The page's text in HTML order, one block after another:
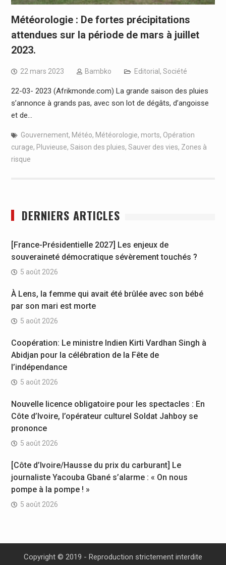
Météorologie : De fortes précipitations
attendues sur la période de mars à juillet
2023.
22 mars 2023 Bambko Editorial , Société
22-03- 2023 (Afrikmonde.com) La grande saison des pluies
s’annonce à grands pas, avec son lot de dégâts, d’angoisse
et de…
Gouvernement, Météo, Météorologie, morts, Opération
curage, Pluvieuse, Saison des pluies, Sauver des vies, Zones à
risque
DERNIERS ARTICLES
[France-Présidentielle 2027] Les enjeux de
souveraineté démocratique sévèrement touchés ?
5 août 2026
À Lens, la femme qui avait été brûlée avec son bébé
par son mari est morte
5 août 2026
Coopération: Le ministre Indien Kirti Vardhan Singh à
Abidjan pour la célébration de la Fête de
l’indépendance
5 août 2026
Nouvelle licence obligatoire pour les spectacles : En
Côte d’Ivoire, l’opérateur culturel Soldat Jahboy se
prononce
5 août 2026
[Côte d’Ivoire/Hausse du prix du carburant] Le
journaliste Yacouba Gbané s’alarme : « On nous
pompe à la pompe ! »
5 août 2026
Copyright © 2019 - Reproduction strictement interdite